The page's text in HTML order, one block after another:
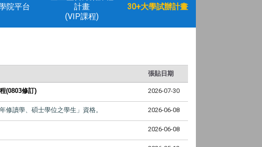
院平台
計畫
(VIP課程)
30+大學試辦計畫
張貼日期
(0803修訂) 2026-07-30
修讀學、碩士學位之學生 」資格。 2026-06-08
2026-06-08